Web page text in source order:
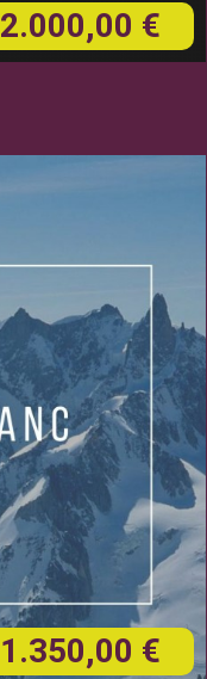
2.000,00 €
1.350,00 €